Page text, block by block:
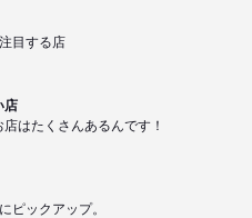
目する店
店
はたくさんあるんです！
ピックアップ。